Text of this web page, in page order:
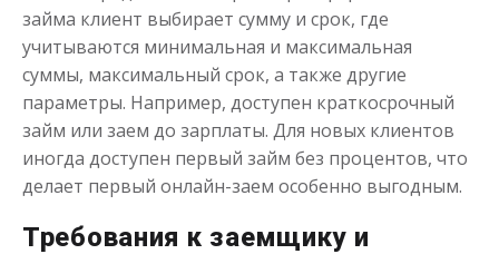
Моментальный займ
Сумма до50 000₽
Срок от 1до 21 дня
Получить
займа клиент выбирает сумму и срок, где
учитываются минимальная и максимальная
суммы, максимальный срок, а также другие
параметры. Например, доступен краткосрочный
займ или заем до зарплаты. Для новых клиентов
иногда доступен первый займ без процентов, что
делает первый онлайн-заем особенно выгодным.
Требования к заемщику и